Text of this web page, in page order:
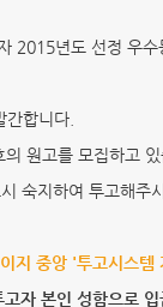
2015년도 선정 우
합니다.
원고를 모집하고 있
숙지하여 투고해주
지 중앙 '투고시스템
고자 본인 성함으로 입